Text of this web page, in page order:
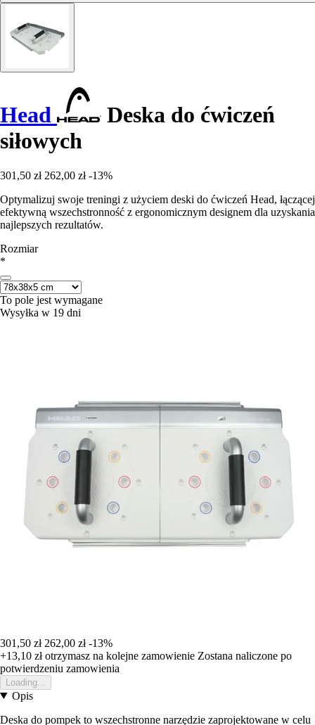
Head
Deska do ćwiczeń
siłowych
301,50 zł 262,00 zł -13%
Optymalizuj swoje treningi z użyciem deski do ćwiczeń Head, łączącej
efektywną wszechstronność z ergonomicznym designem dla uzyskania
najlepszych rezultatów.
Rozmiar
*
To pole jest wymagane
Wysyłka w 19 dni
301,50 zł 262,00 zł -13%
+13,10 złotrzymasz na kolejne zamowienie Zostana naliczone po
potwierdzeniu zamowienia
Loading...
Opis
Deska do pompek to wszechstronne narzędzie zaprojektowane w celu